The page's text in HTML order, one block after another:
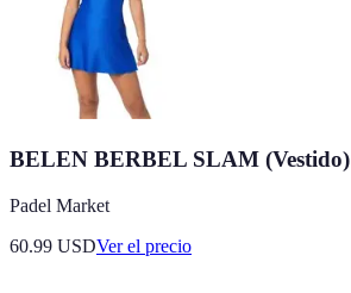
BELEN BERBEL SLAM (Vestido)
Padel Market
60.99 USDVer el precio